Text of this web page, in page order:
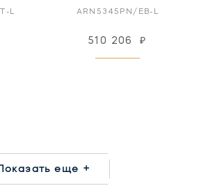
L ARN5345PN/EB-L
510 206 ₽
еще +